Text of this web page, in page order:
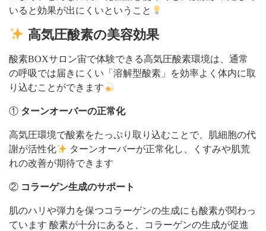
いると効果が出にくいということ
高気圧酸素の美容効果
酸素BOXサロン宙で体験できる高気圧酸素環境は、通常
の呼吸では届きにくい「溶解型酸素」を効率よく体内に取
り込むことができます
① ターンオーバーの正常化
高気圧環境で酸素をたっぷり取り込むことで、肌細胞の代
謝が活性化
ターンオーバーが正常化し、くすみや肌荒
れの改善が期待できます
② コラーゲン生成のサポート
肌のハリや弾力を保つコラーゲンの生成にも酸素が関わっ
ています 酸素が十分にあると、コラーゲンの生成が促進